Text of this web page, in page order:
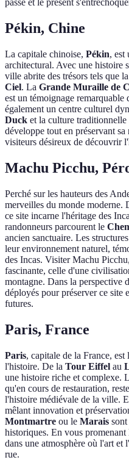
passé et le présent
Pékin, Chine
La capitale chinoise, Pékin, est
architectural. Avec une histoire
ville abrite des trésors tels que la
Ciel. La Grande Muraille de
est un témoignage
également un centre culturel
Duck et la culture traditionnelle
développe tout en préservant
visiteurs désireux de découvrir
Machu Picchu,
Perché sur les hauteurs des
merveilles du monde moderne.
ce site incarne l'héritage des
randonneurs parcourent le
ancien sanctuaire. Les
leur environnement naturel,
des Incas. Visiter Machu
fascinante, celle d'une
montagne. Dans la perspective
déployés pour préserver ce site
futures.
Paris, France
Paris, capitale de la France,
l'histoire. De la Tour Eiffel au
une histoire riche et complexe.
qu'en cours de restauration,
l'histoire médiévale de la ville.
mêlant innovation et
Montmartre ou le Marais
historiques. En vous promenant
dans une atmosphère où l'art et
rue.